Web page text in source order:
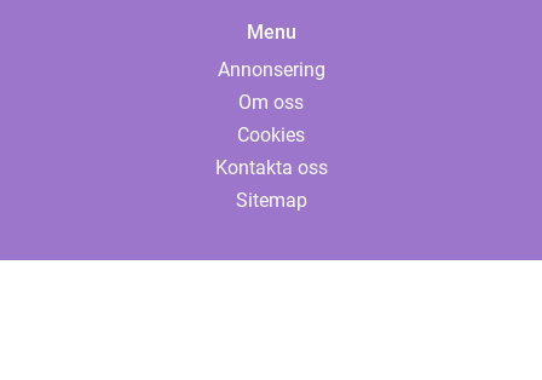
Menu
Annonsering
Om oss
Cookies
Kontakta oss
Sitemap